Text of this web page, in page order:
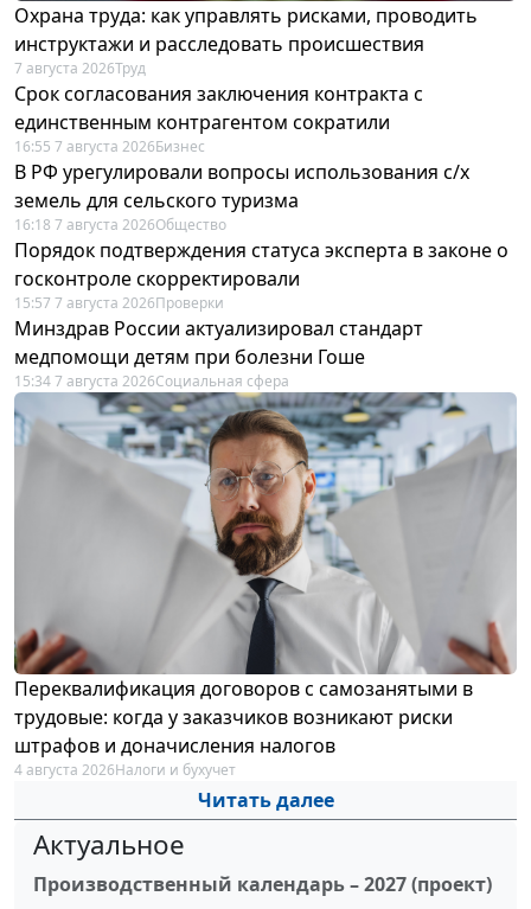
Охрана труда: как управлять рисками, проводить
инструктажи и расследовать происшествия
7 августа 2026Труд
Срок согласования заключения контракта с
единственным контрагентом сократили
16:55 7 августа 2026Бизнес
В РФ урегулировали вопросы использования с/х
земель для сельского туризма
16:18 7 августа 2026Общество
Порядок подтверждения статуса эксперта в законе о
госконтроле скорректировали
15:57 7 августа 2026Проверки
Минздрав России актуализировал стандарт
медпомощи детям при болезни Гоше
15:34 7 августа 2026Социальная сфера
Переквалификация договоров с самозанятыми в
трудовые: когда у заказчиков возникают риски
штрафов и доначисления налогов
4 августа 2026Налоги и бухучет
Читать далее
Актуальное
Производственный календарь – 2027 (проект)